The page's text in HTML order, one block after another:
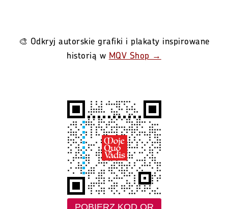
🎨 Odkryj autorskie grafiki i plakaty inspirowane
historią w MQV Shop →